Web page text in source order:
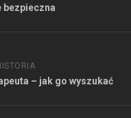
– jak go wyszukać